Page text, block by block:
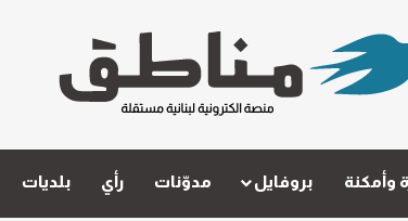
وأمكنة بروفايل مدوّنات رأي بلديات